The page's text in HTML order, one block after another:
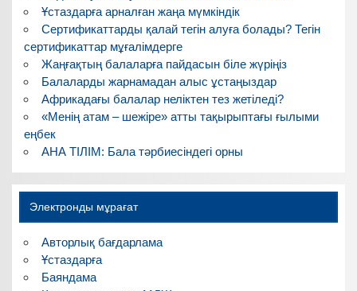
Ұстаздарға арналған жаңа мүмкіндік
Сертификаттарды қалай тегін алуға болады? Тегін
сертификаттар мұғалімдерге
Жаңғақтың балаларға пайдасын біле жүріңіз
Балаларды жарнамадан алыс ұстаңыздар
Африкадағы балалар неліктен тез жетіледі?
«Менің атам – шежіре» атты тақырыптағы ғылыми
еңбек
АНА ТІЛІМ: Бала тәрбиесіндегі орны
Электронды мұрағат
Авторлық бағдарлама
Ұстаздарға
Баяндама